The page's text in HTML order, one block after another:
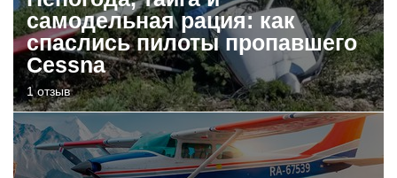
самодельная рация: как
спаслись пилоты пропавшего
Cessna
1 отзыв